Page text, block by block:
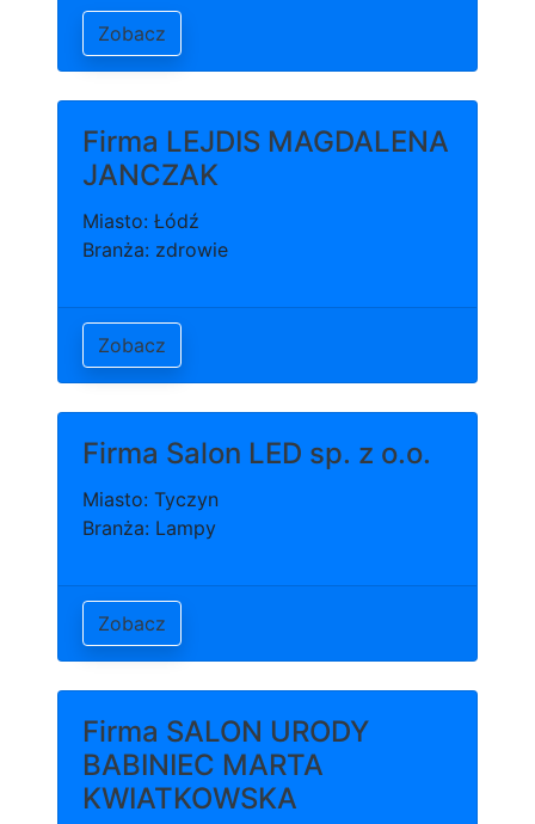
Zobacz
Firma LEJDIS MAGDALENA
JANCZAK
Miasto: Łódź
Branża: zdrowie
Zobacz
Firma Salon LED sp. z o.o.
Miasto: Tyczyn
Branża: Lampy
Zobacz
Firma SALON URODY
BABINIEC MARTA
KWIATKOWSKA